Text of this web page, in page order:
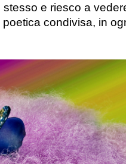
e riesco a
condivisa, in